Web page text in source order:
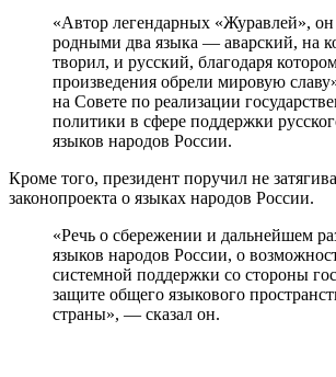
«Автор легендарных «Журавлей», он
родными два языка — аварский, на
творил, и русский, благодаря
произведения обрели мировую
на Совете по реализации
политики в сфере поддержки
языков народов России.
Кроме того, президент поручил не
законопроекта о языках народов России.
«Речь о сбережении и дальнейшем
языков народов России, о
системной поддержки со стороны
защите общего языкового
страны», — сказал он.